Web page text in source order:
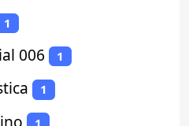
1
006 1
1
1